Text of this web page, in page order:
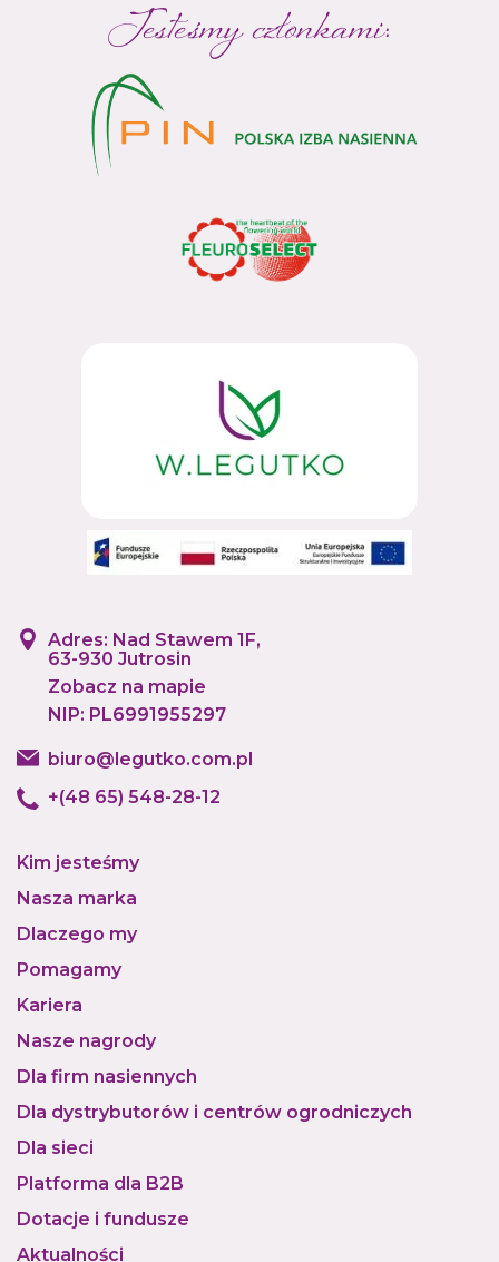
Jesteśmy członkami:
Kim jesteśmy
Nasza marka
Dlaczego my
Pomagamy
Kariera
Nasze nagrody
Dla firm nasiennych
Dla dystrybutorów i centrów ogrodniczych
Dla sieci
Platforma dla B2B
Dotacje i fundusze
Aktualności
Adres: Nad Stawem 1F,
63-930 Jutrosin
Zobacz na mapie
NIP: PL6991955297
biuro@legutko.com.pl
+(48 65) 548-28-12